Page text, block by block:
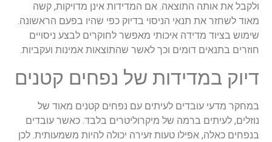
ולקבל את אותה התוצאה. אם המדידות אינן מדויקות, קשה
מאוד לשחזר את תנאי הניסוי בדיוק כפי שהיו בפעם הראשונה.
שימוש בציוד מדידה איכותי מאפשר לחוקרים לבצע ניסויים
חוזרים בתנאים דומים וכך לאשר שהתוצאות אמינות ועקביות.
דיוק במדידות של נפחים קטנים
במחקר מדעי עובדים לעיתים עם נפחים קטנים מאוד של
נוזלים, לעיתים ברמה של מיקרוליטרים בלבד. כאשר עובדים
בנפחים כאלה, אפילו טעות זעירה יכולה להיות משמעותית. לכן